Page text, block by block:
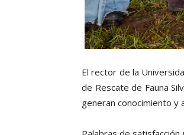
El rector de la
de Rescate de Fauna
generan conocimiento y